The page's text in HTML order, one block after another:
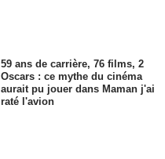
59 ans de carrière, 76 films, 2
Oscars : ce mythe du cinéma
aurait pu jouer dans Maman j'ai
raté l'avion